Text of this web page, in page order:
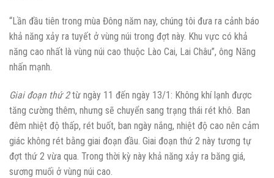
“Lần đầu tiên trong mùa Đông năm nay, chúng tôi đưa ra cảnh báo
khả năng xảy ra tuyết ở vùng núi trong đợt này. Khu vực có khả
năng cao nhất là vùng núi cao thuộc Lào Cai, Lai Châu”, ông Năng
nhấn mạnh.
Giai đoạn thứ 2từ ngày 11 đến ngày 13/1: Không khí lạnh được
tăng cường thêm, nhưng sẽ chuyển sang trạng thái rét khô. Ban
đêm nhiệt độ thấp, rét buốt, ban ngày nắng, nhiệt độ cao nên cảm
giác không rét bằng giai đoạn đầu. Giai đoạn thứ 2 này tương tự
đợt thứ 2 vừa qua. Trong thời kỳ này khả năng xảy ra băng giá,
sương muối ở vùng núi cao.